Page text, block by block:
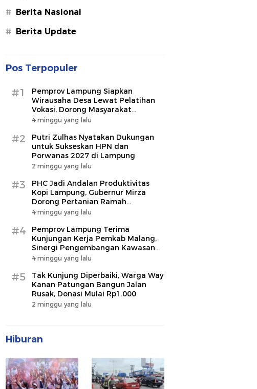
# Berita Nasional
# Berita Update
Pos Terpopuler
#1
Pemprov Lampung Siapkan
Wirausaha Desa Lewat Pelatihan
Vokasi, Dorong Masyarakat
Ciptakan Lapangan Kerja
4 minggu yang lalu
#2
Putri Zulhas Nyatakan Dukungan
untuk Sukseskan HPN dan
Porwanas 2027 di Lampung
2 minggu yang lalu
#3
PHC Jadi Andalan Produktivitas
Kopi Lampung, Gubernur Mirza
Dorong Pertanian Ramah
Lingkungan
4 minggu yang lalu
#4
Pemprov Lampung Terima
Kunjungan Kerja Pemkab Malang,
Sinergi Pengembangan Kawasan
Industri dan Investasi
4 minggu yang lalu
#5
Tak Kunjung Diperbaiki, Warga Way
Kanan Patungan Bangun Jalan
Rusak, Donasi Mulai Rp1.000
2 minggu yang lalu
Hiburan